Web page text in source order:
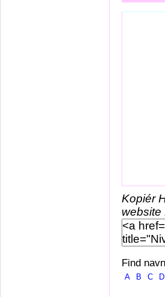
Kopiér
website
Find
A B C D